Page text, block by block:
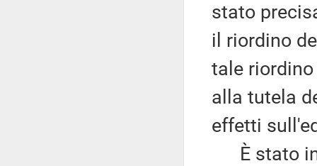
stato
il riordino
tale
alla tutela
effetti
È stato